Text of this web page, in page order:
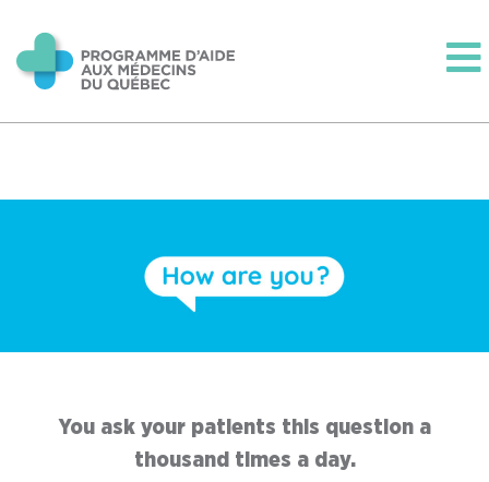
You ask your patients this question a
thousand times a day.